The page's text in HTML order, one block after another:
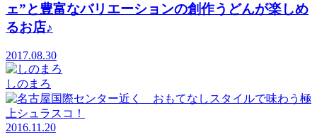
ェ”と豊富なバリエーションの創作うどんが楽しめ
るお店♪
2017.08.30
しのまろ
2016.11.20